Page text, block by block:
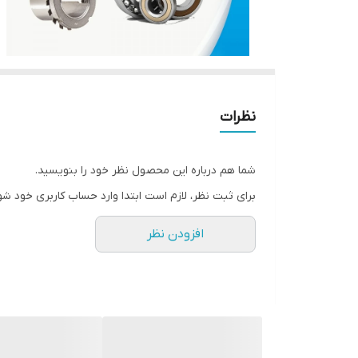
نظرات
شما هم درباره این محصول نظر خود را بنویسید.
برای ثبت نظر، لازم است ابتدا وارد حساب کاربری خود
افزودن نظر